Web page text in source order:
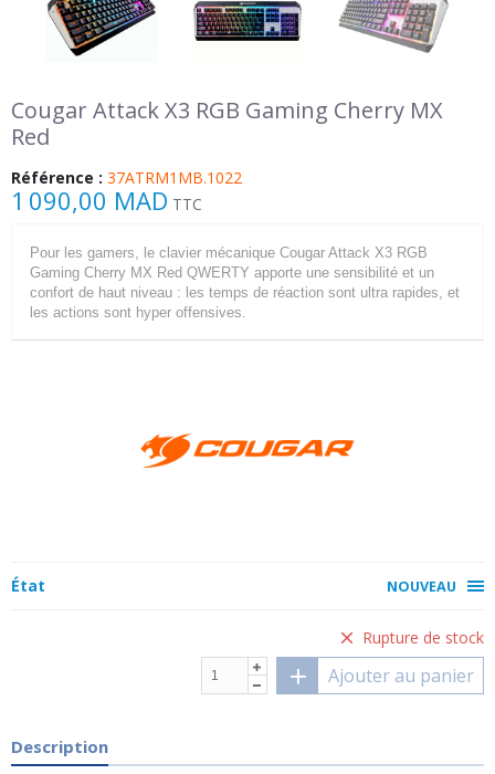
Cougar Attack X3 RGB Gaming Cherry MX
Red
Référence : 37ATRM1MB.1022
1 090,00 MAD TTC
Pour les gamers, le clavier mécanique Cougar Attack X3 RGB
Gaming Cherry MX Red QWERTY apporte une sensibilité et un
confort de haut niveau : les temps de réaction sont ultra rapides, et
les actions sont hyper offensives.
État NOUVEAU
Rupture de stock
Ajouter au panier
Description